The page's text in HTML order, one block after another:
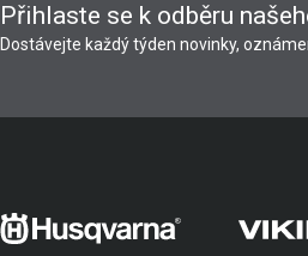
Přihlaste se k odběru
Dostávejte každý týden novinky,